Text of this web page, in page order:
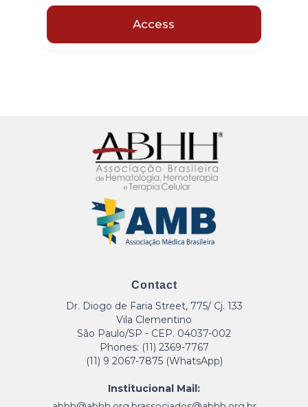
Access
Contact
Dr. Diogo de Faria Street, 775/ Cj. 133
Vila Clementino
São Paulo/SP - CEP. 04037-002
Phones: (11) 2369-7767
(11) 9 2067-7875 (WhatsApp)
Institucional Mail: